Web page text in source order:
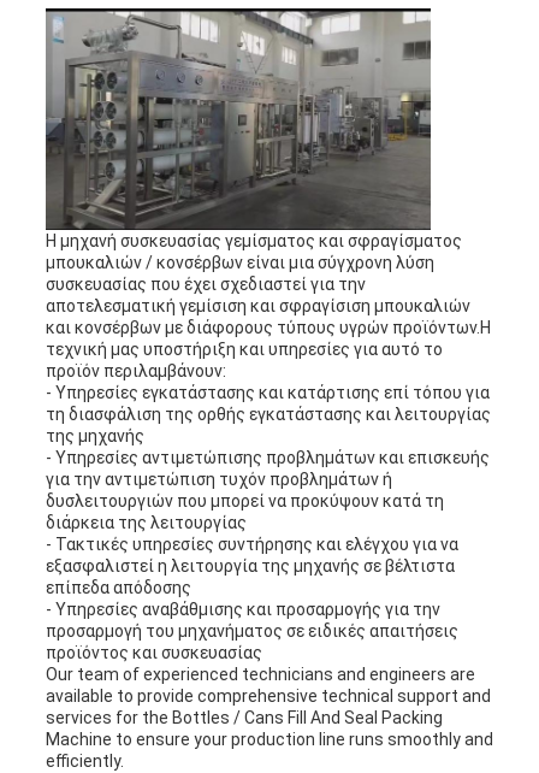
Η μηχανή συσκευασίας γεμίσματος και σφραγίσματος
μπουκαλιών / κονσέρβων είναι μια σύγχρονη λύση
συσκευασίας που έχει σχεδιαστεί για την
αποτελεσματική γεμίσιση και σφραγίσιση μπουκαλιών
και κονσέρβων με διάφορους τύπους υγρών προϊόντων.Η
τεχνική μας υποστήριξη και υπηρεσίες για αυτό το
προϊόν περιλαμβάνουν:
- Υπηρεσίες εγκατάστασης και κατάρτισης επί τόπου για
τη διασφάλιση της ορθής εγκατάστασης και λειτουργίας
της μηχανής
- Υπηρεσίες αντιμετώπισης προβλημάτων και επισκευής
για την αντιμετώπιση τυχόν προβλημάτων ή
δυσλειτουργιών που μπορεί να προκύψουν κατά τη
διάρκεια της λειτουργίας
- Τακτικές υπηρεσίες συντήρησης και ελέγχου για να
εξασφαλιστεί η λειτουργία της μηχανής σε βέλτιστα
επίπεδα απόδοσης
- Υπηρεσίες αναβάθμισης και προσαρμογής για την
προσαρμογή του μηχανήματος σε ειδικές απαιτήσεις
προϊόντος και συσκευασίας
Our team of experienced technicians and engineers are
available to provide comprehensive technical support and
services for the Bottles / Cans Fill And Seal Packing
Machine to ensure your production line runs smoothly and
efficiently.